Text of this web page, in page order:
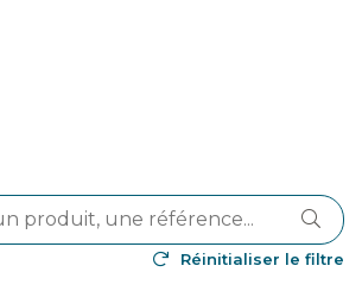
Réinitialiser le filtre